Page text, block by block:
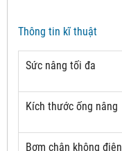
Thông tin kĩ thuật
Sức nâng tối đa
Kích thước ống nâng
Bơm chân không điện